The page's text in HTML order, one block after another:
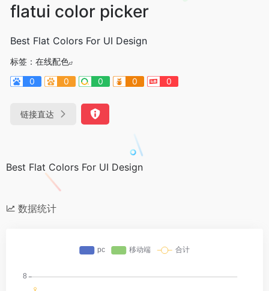
flatui color picker
Best Flat Colors For UI Design
标签： 在线配色
0
0 0 0 0
链接直达
Best Flat Colors For UI Design
数据统计